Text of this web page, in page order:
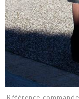
Référence